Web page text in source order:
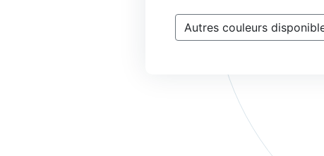
Autres couleurs